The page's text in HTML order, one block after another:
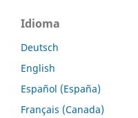
Idioma
Deutsch
English
Español (España)
Français (Canada)